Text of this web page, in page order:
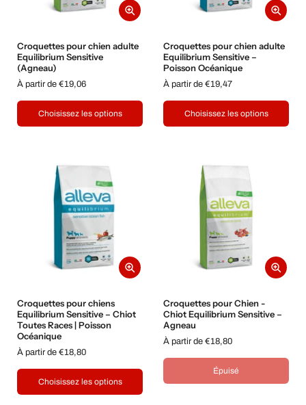
Croquettes pour chien adulte
Equilibrium Sensitive
(Agneau)
À partir de €19,06
Choisissez les options
Croquettes pour chien adulte
Equilibrium Sensitive –
Poisson Océanique
À partir de €19,47
Choisissez les options
Croquettes pour chiens
Equilibrium Sensitive – Chiot
Toutes Races | Poisson
Océanique
À partir de €18,80
Choisissez les options
Croquettes pour Chien -
Chiot Equilibrium Sensitive –
Agneau
À partir de €18,80
Épuisé